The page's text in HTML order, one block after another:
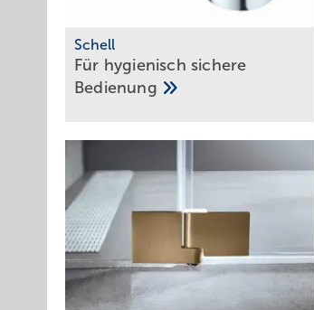
Schell
Für hygienisch sichere
­Bedienung